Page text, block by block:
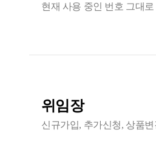
현재 사용 중인 번호 그대
위임장
신규가입, 추가신청, 상품